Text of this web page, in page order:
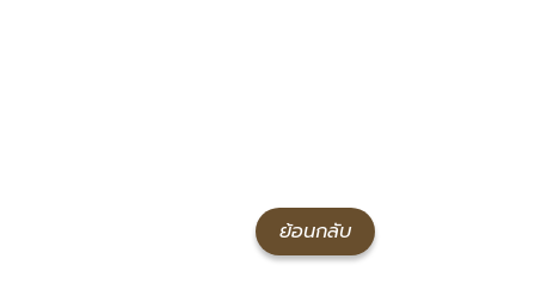
ย้อนกลับ